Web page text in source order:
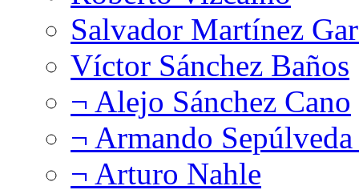
Salvador Martínez
Víctor Sánchez Baños
¬ Alejo Sánchez Cano
¬ Armando
¬ Arturo Nahle